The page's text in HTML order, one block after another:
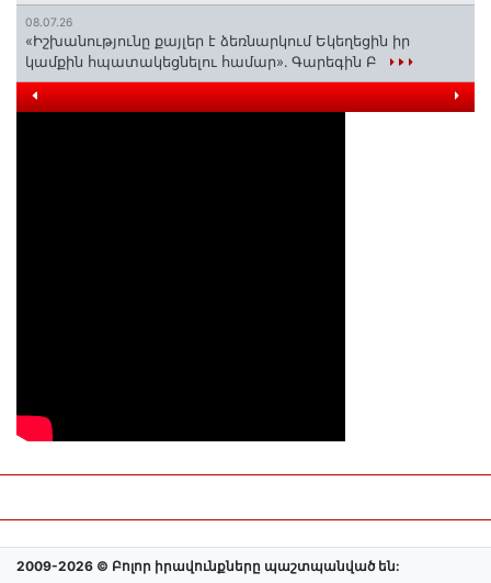
08.07.26
«Իշխանությունը քայլեր է ձեռնարկում Եկեղեցին իր
կամքին հպատակեցնելու համար»․ Գարեգին Բ
2009-2026 © Բոլոր իրավունքները պաշտպանված են: